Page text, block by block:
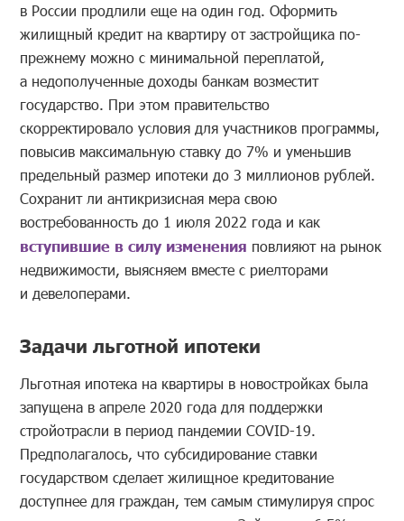
в России продлили еще на один год. Оформить
жилищный кредит на квартиру от застройщика по-
прежнему можно с минимальной переплатой,
а недополученные доходы банкам возместит
государство. При этом правительство
скорректировало условия для участников программы,
повысив максимальную ставку до 7% и уменьшив
предельный размер ипотеки до 3 миллионов рублей.
Сохранит ли антикризисная мера свою
востребованность до 1 июля 2022 года и как
вступившие в силу изменения повлияют на рынок
недвижимости, выясняем вместе с риелторами
и девелоперами.
Задачи льготной ипотеки
Льготная ипотека на квартиры в новостройках была
запущена в апреле 2020 года для поддержки
стройотрасли в период пандемии COVID-19.
Предполагалось, что субсидирование ставки
государством сделает жилищное кредитование
доступнее для граждан, тем самым стимулируя спрос